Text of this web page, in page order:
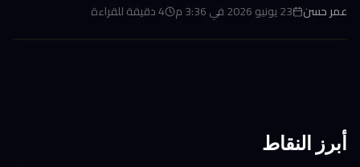
عمر حسن 23 يونيو 2026 في 3:36 م 4دقيقة للقراءة
أبرز النقاط